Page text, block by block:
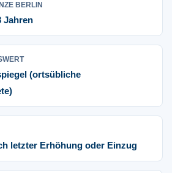
BERLIN
Jahren
(ortsübliche
letzter Erhöhung oder Einzug